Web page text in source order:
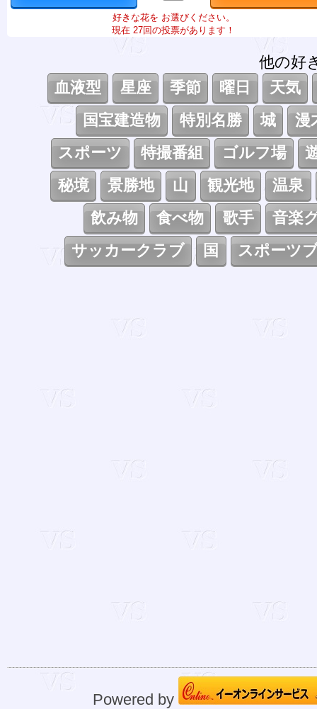
好きな花を お選びください。
現在 27回の投票があります！
他の好
血液型
星座 季節 曜日
天気
国宝建造物
特別名勝 城
漫
スポーツ
特撮番組 ゴルフ場
秘境
景勝地 山 観光地
温泉
飲み物
食べ物 歌手
音楽
サッカークラブ
国 スポーツ
Powered by